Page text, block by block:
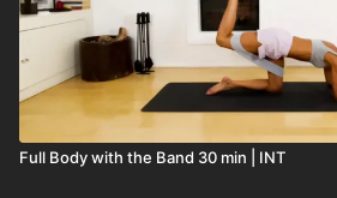
Full Body with the Band 30 min | INT